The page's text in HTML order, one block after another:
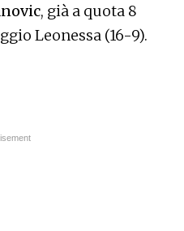
, già a quota 8
Leonessa (16-9).